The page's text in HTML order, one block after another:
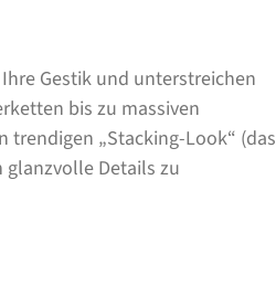
Gestik und unterstreichen
bis zu massiven
trendigen „Stacking-Look“ (das
Details zu